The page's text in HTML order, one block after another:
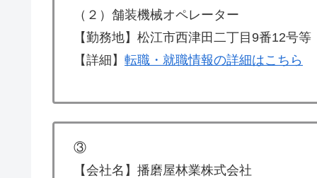
（２）舗装機械オペレーター
【勤務地】松江市西津田二丁目9番12号等
【詳細】 転職・就職情報の詳細はこちら
③
【会社名】播磨屋林業株式会社